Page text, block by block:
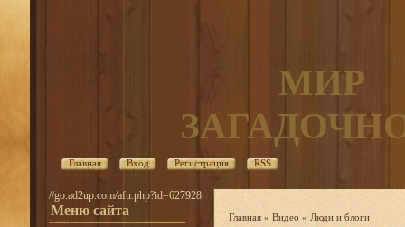
МИР
Главная Вход Регистрация RSS
//go.ad2up.com/afu.php?id=627928
Меню сайта Главная » Видео » Люди и блоги